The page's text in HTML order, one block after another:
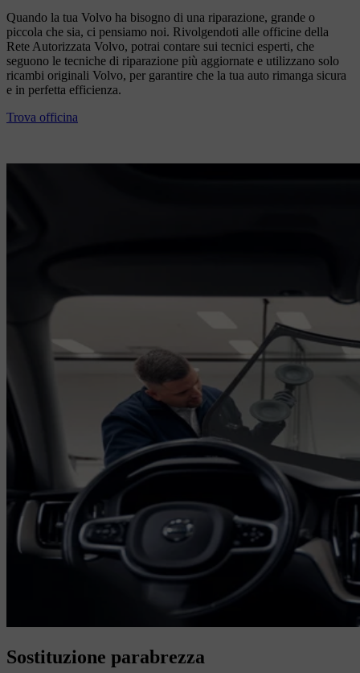
Quando la tua Volvo ha bisogno di una riparazione, grande o
piccola che sia, ci pensiamo noi. Rivolgendoti alle officine della
Rete Autorizzata Volvo, potrai contare sui tecnici esperti, che
seguono le tecniche di riparazione più aggiornate e utilizzano solo
ricambi originali Volvo, per garantire che la tua auto rimanga sicura
e in perfetta efficienza.
Trova officina
Sostituzione parabrezza